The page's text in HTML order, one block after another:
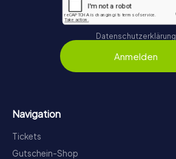
Datenschutzerklärung
Anmelden
Navigation
Tickets
Gutschein-Shop